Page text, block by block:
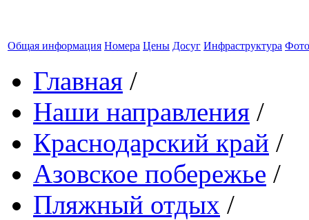
Общая информация Номера Цены Досуг Инфраструктура Фото
Главная /
Наши направления /
Краснодарский край /
Азовское побережье /
Пляжный отдых /